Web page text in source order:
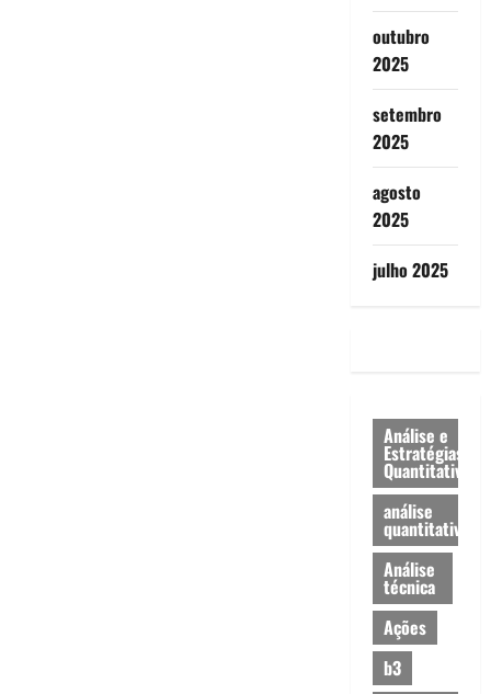
outubro
2025
setembro
2025
agosto
2025
julho 2025
Análise e
Estratégias
Quantitativa
análise
quantitativa
Análise
técnica
Ações
b3